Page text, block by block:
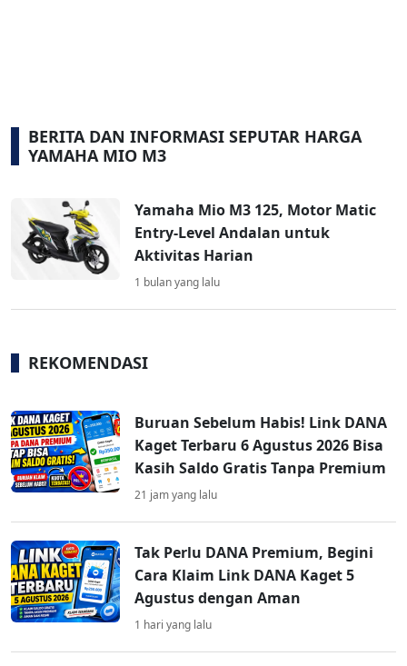
BERITA DAN INFORMASI SEPUTAR HARGA
YAMAHA MIO M3
Yamaha Mio M3 125, Motor Matic
Entry-Level Andalan untuk
Aktivitas Harian
1 bulan yang lalu
REKOMENDASI
Buruan Sebelum Habis! Link DANA
Kaget Terbaru 6 Agustus 2026 Bisa
Kasih Saldo Gratis Tanpa Premium
21 jam yang lalu
Tak Perlu DANA Premium, Begini
Cara Klaim Link DANA Kaget 5
Agustus dengan Aman
1 hari yang lalu